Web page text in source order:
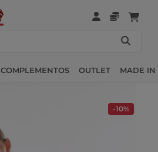
COMPLEMENTOS OUTLET MADE IN
-10%